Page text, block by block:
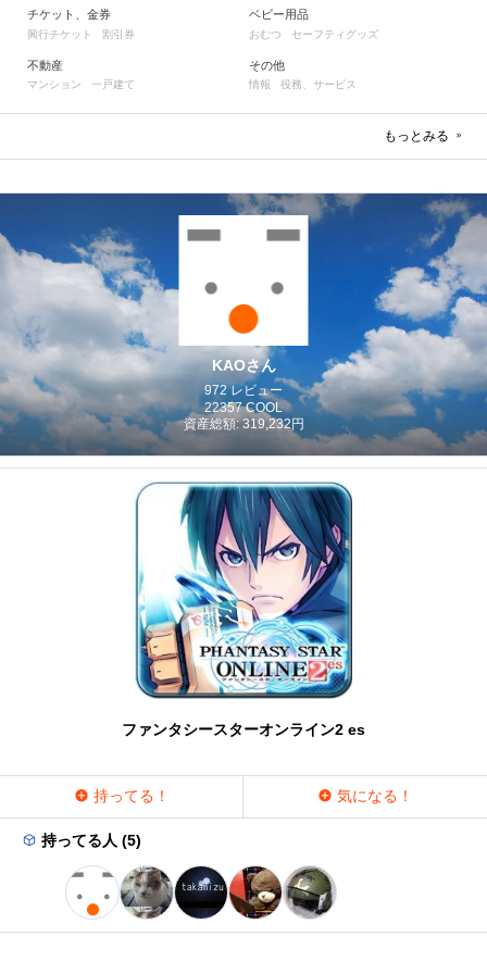
チケット、金券
興行チケット 割引券
不動産
マンション 一戸建て
ベビー用品
おむつ セーフティグッズ
その他
情報 役務、サービス
もっとみる
KAOさん
972 レビュー
22357 COOL
資産総額: 319,232円
ファンタシースターオンライン2 es
持ってる！ 気になる！
持ってる人 (5)